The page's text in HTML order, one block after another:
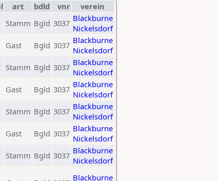
art bdld vnr
verein
Stamm Bgld 3037 Blackburne
Nickelsdorf
Gast Bgld 3037 Blackburne
Nickelsdorf
Stamm Bgld 3037 Blackburne
Nickelsdorf
Gast Bgld 3037 Blackburne
Nickelsdorf
Stamm Bgld 3037 Blackburne
Nickelsdorf
Gast Bgld 3037 Blackburne
Nickelsdorf
Stamm Bgld 3037 Blackburne
Nickelsdorf
Blackburne